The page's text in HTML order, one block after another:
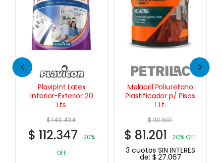
Melacril Poliuretano
Plastificador p/ Pisos
1 Lt.
$101.501
$81.201 20% OFF
3 cuotas SIN INTERES
$27.067
Albalux Balance
Esmalte Al Agua
Blanco 1 Lt.
$31.680
$ 25.344
20%
OFF